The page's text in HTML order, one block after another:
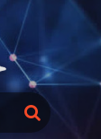
搜
索